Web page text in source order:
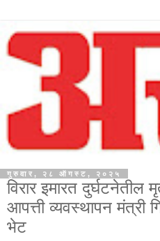
गुरुवार, २८ ऑगस्ट, २०२५
विरार इमारत
आपत्ती व्यवस्थापन मंत्री
भेट